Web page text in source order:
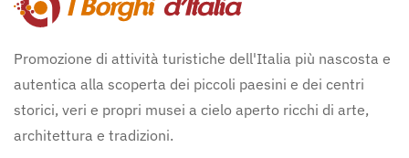
Promozione di attività turistiche dell'Italia più nascosta e
autentica alla scoperta dei piccoli paesini e dei centri
storici, veri e propri musei a cielo aperto ricchi di arte,
architettura e tradizioni.